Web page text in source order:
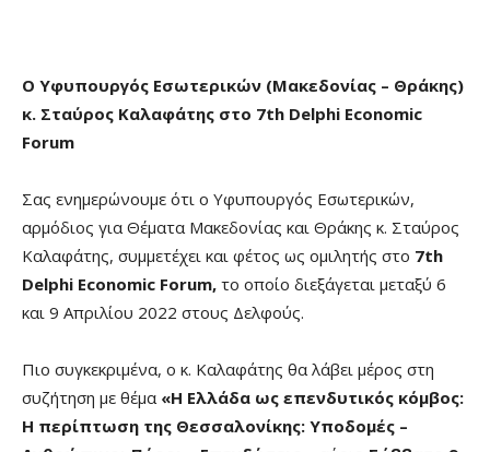
Ο Υφυπουργός Εσωτερικών (Μακεδονίας – Θράκης)
κ. Σταύρος Καλαφάτης στο 7th Delphi Economic
Forum
Σας ενημερώνουμε ότι ο Υφυπουργός Εσωτερικών,
αρμόδιος για Θέματα Μακεδονίας και Θράκης κ. Σταύρος
Καλαφάτης, συμμετέχει και φέτος ως ομιλητής στο 7th
Delphi Economic Forum, το οποίο διεξάγεται μεταξύ 6
και 9 Απριλίου 2022 στους Δελφούς.
Πιο συγκεκριμένα, ο κ. Καλαφάτης θα λάβει μέρος στη
συζήτηση με θέμα «Η Ελλάδα ως επενδυτικός κόμβος:
Η περίπτωση της Θεσσαλονίκης: Υποδομές –